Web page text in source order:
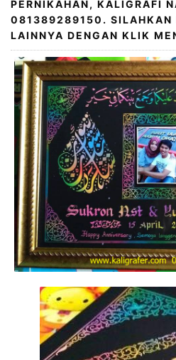
PERNIKAHAN, KALIGRAFI
081389289150. SILAHKAN
LAINNYA DENGAN KLIK